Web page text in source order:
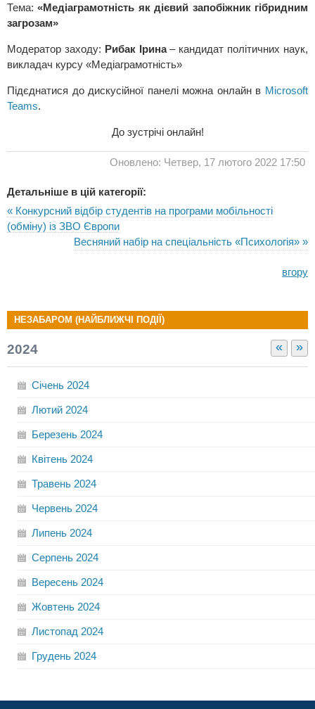
Тема:«Медіаграмотність як дієвий запобіжник гібридним
загрозам»
Модератор заходу: Рибак Ірина– кандидат політичних наук,
викладач курсу «Медіаграмотність»
Підєднатися до дискусійної панелі можна онлайн в Microsoft
Teams.
До зустрічі онлайн!
Оновлено: Четвер, 17 лютого 2022 17:50
Детальніше в цій категорії:
« Конкурсний відбір студентів на програми мобільності
(обміну) із ЗВО Європи
Весняний набір на спеціальність «Психологія» »
вгору
НЕЗАБАРОМ (НАЙБЛИЖЧІ ПОДІЇ)
« »
2024
Січень 2024
Лютий 2024
Березень 2024
Квітень 2024
Травень 2024
Червень 2024
Липень 2024
Серпень 2024
Вересень 2024
Жовтень 2024
Листопад 2024
Грудень 2024